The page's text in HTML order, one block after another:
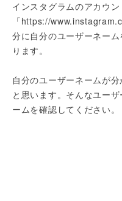
インスタグラムのアカウ
「https://
分に自分のユーザーネー
ります。
自分のユーザーネームが
と思います。そんなユー
ームを確認してください。